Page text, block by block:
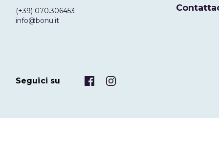
(+39) 070.306453
info@bonu.it
Seguici su